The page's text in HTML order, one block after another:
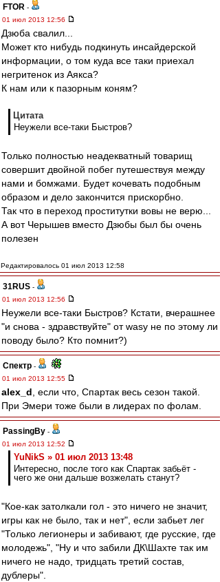
FTOR -
01 июл 2013 12:56
Дзюба свалил...
Может кто нибудь подкинуть инсайдерской
информации, о том куда все таки приехал
негритенок из Аякса?
К нам или к пазорным коням?
Цитата
Неужели все-таки Быстров?
Только полностью неадекватный товарищ
совершит двойной побег путешествуя между
нами и бомжами. Будет кочевать подобным
образом и дело закончится прискорбно.
Так что в переход проститутки вовы не верю...
А вот Черышев вместо Дзюбы был бы очень
полезен
Редактировалось 01 июл 2013 12:58
31RUS -
01 июл 2013 12:56
Неужели все-таки Быстров? Кстати, вчерашнее
"и снова - здравствуйте" от wasy не по этому ли
поводу было? Кто помнит?)
Спектр -
01 июл 2013 12:55
alex_d , если что, Спартак весь сезон такой.
При Эмери тоже были в лидерах по фолам.
PassingBy -
01 июл 2013 12:52
YuNikS » 01 июл 2013 13:48
Интересно, после того как Спартак забьёт -
чего же они дальше возжелать станут?
"Кое-как затолкали гол - это ничего не значит,
игры как не было, так и нет", если забьет лег
"Только легионеры и забивают, где русские, где
молодежь", "Ну и что забили ДК\Шахте так им
ничего не надо, тридцать третий состав,
дублеры".